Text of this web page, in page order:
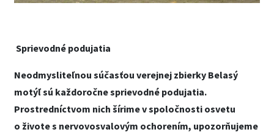
Sprievodné podujatia
Neodmysliteľnou súčasťou verejnej zbierky Belasý
motýľ sú každoročne sprievodné podujatia.
Prostredníctvom nich šírime v spoločnosti osvetu
o živote s nervovosvalovým ochorením, upozorňujeme